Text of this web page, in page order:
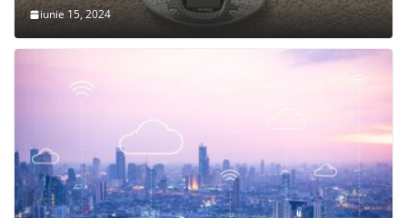
iunie 15, 2024